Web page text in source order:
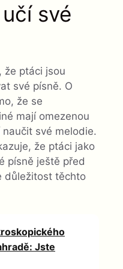
své
že ptáci jsou
své písně. O
že se
mají omezenou
své melodie.
že ptáci jako
písně ještě před
důležitost těchto
Jste